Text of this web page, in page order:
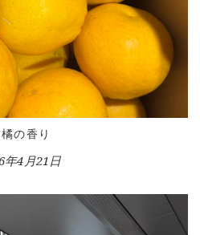
の香り
年4月21日